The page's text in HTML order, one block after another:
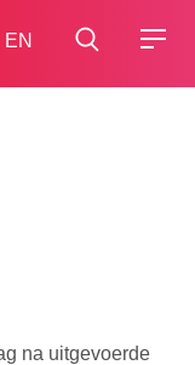
EN
na uitgevoerde